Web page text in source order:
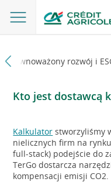
Zrównoważony rozwój i
Kto jest dostawcą
Kalkulator stworzyliśmy
nielicznych firm na
full-stack) podejście do
TerGo dostarcza
kompensacji emisji CO2.